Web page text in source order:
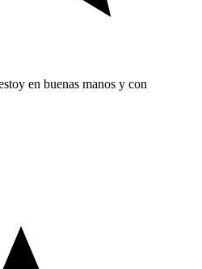
en buenas manos y con